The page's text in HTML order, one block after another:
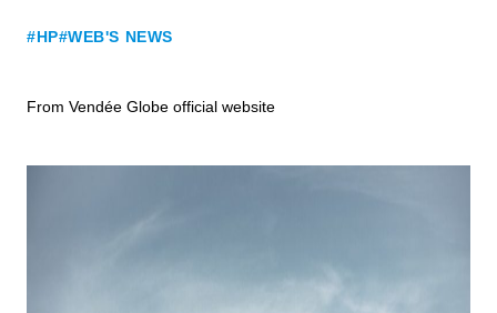
#HP#WEB'S NEWS
From Vendée Globe official website